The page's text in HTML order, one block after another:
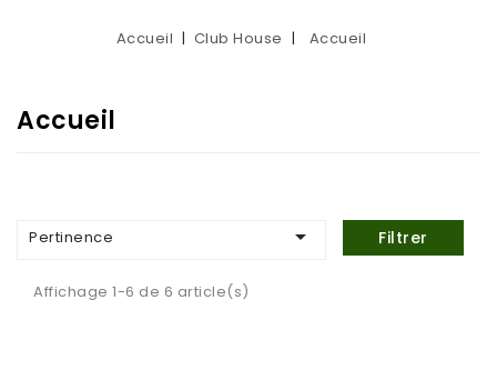
Accueil Club House Accueil
Accueil
Pertinence  Filtrer
Affichage 1-6 de 6 article(s)